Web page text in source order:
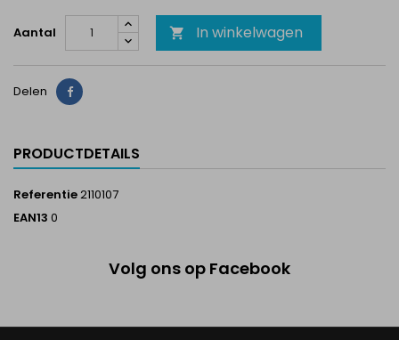
Aantal  In winkelwagen
Delen Delen
PRODUCTDETAILS
Referentie2110107
EAN13 0
Volg ons op Facebook